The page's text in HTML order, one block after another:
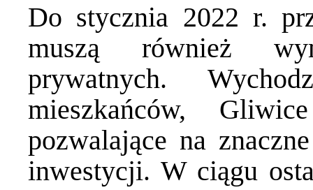
Do stycznia 2022 r.
muszą również
prywatnych.
mieszkańców,
pozwalające na
inwestycji. W ciągu